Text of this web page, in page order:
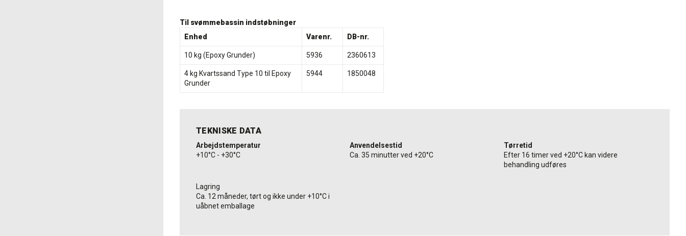
Til svømmebassin indstøbninger
Enhed
Varenr. DB-nr.
10 kg (Epoxy Grunder) 5936 2360613
4 kg Kvartssand Type 10 til Epoxy
Grunder
5944 1850048
TEKNISKE DATA
Arbejdstemperatur
+10°C - +30°C
Anvendelsestid
Ca. 35 minutter ved +20°C
Tørretid
Efter 16 timer ved +20°C kan videre
behandling udføres
Lagring
Ca. 12 måneder, tørt og ikke under +10°C i
uåbnet emballage